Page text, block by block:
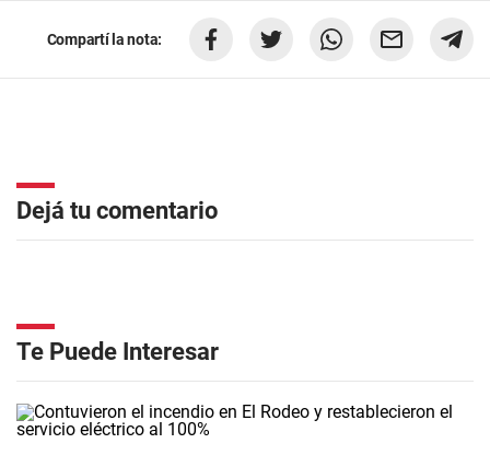
Compartí la nota:
Dejá tu comentario
Te Puede Interesar